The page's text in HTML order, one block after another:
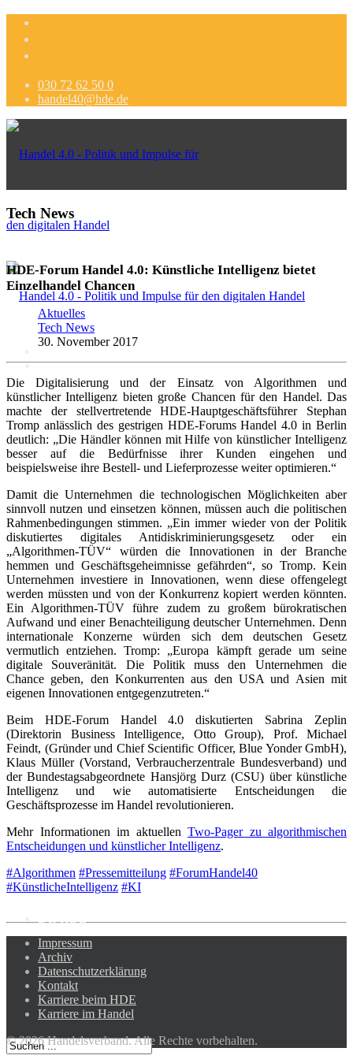
030 72 62 50 0
handel40@hde.de
Politik
Marktdaten
Digitales 1x1
IT-Sicherheit
Cyber-Sicherheit im Handel
Tipps und Infomaterial
Allianz für Cyber-Sicherheit
IT-Grundschutzprofil
E-Commerce
Digitalisierung am Point of
Sale
Social Media
Unternehmenswebseite
Mobile
Best-Practices ZukunftHandel
KI
Deep Dive Künstliche
Intelligenz
KI-Kompetenzen
Digitale Innenstadt
Tech News
HDE-Forum Handel 4.0: Künstliche Intelligenz bietet
Einzelhandel Chancen
Aktuelles
Tech News
30. November 2017
Die Digitalisierung und der Einsatz von Algorithmen und
künstlicher Intelligenz bieten große Chancen für den Handel. Das
machte der stellvertretende HDE-Hauptgeschäftsführer Stephan
Tromp anlässlich des gestrigen HDE-Forums Handel 4.0 in Berlin
deutlich: „Die Händler können mit Hilfe von künstlicher Intelligenz
besser auf die Bedürfnisse ihrer Kunden eingehen und
beispielsweise ihre Bestell- und Lieferprozesse weiter optimieren.“
Damit die Unternehmen die technologischen Möglichkeiten aber
sinnvoll nutzen und einsetzen können, müssen auch die politischen
Rahmenbedingungen stimmen. „Ein immer wieder von der Politik
diskutiertes digitales Antidiskriminierungsgesetz oder ein
„Algorithmen-TÜV“ würden die Innovationen in der Branche
hemmen und Geschäftsgeheimnisse gefährden“, so Tromp. Kein
Unternehmen investiere in Innovationen, wenn diese offengelegt
werden müssten und von der Konkurrenz kopiert werden könnten.
Ein Algorithmen-TÜV führe zudem zu großem bürokratischen
Aufwand und einer Benachteiligung deutscher Unternehmen. Denn
internationale Konzerne würden sich dem deutschen Gesetz
vermutlich entziehen. Tromp: „Europa kämpft gerade um seine
digitale Souveränität. Die Politik muss den Unternehmen die
Chance geben, den Konkurrenten aus den USA und Asien mit
eigenen Innovationen entgegenzutreten.“
Beim HDE-Forum Handel 4.0 diskutierten Sabrina Zeplin
(Direktorin Business Intelligence, Otto Group), Prof. Michael
Feindt, (Gründer und Chief Scientific Officer, Blue Yonder GmbH),
Klaus Müller (Vorstand, Verbraucherzentrale Bundesverband) und
der Bundestagsabgeordnete Hansjörg Durz (CSU) über künstliche
Intelligenz und wie automatisierte Entscheidungen die
Geschäftsprozesse im Handel revolutionieren.
Mehr Informationen im aktuellen Two-Pager zu algorithmischen
Entscheidungen und künstlicher Intelligenz.
#Algorithmen #Pressemitteilung #ForumHandel40
#KünstlicheIntelligenz #KI
Impressum
Archiv
Datenschutzerklärung
Kontakt
Karriere beim HDE
Karriere im Handel
© 2026 Handelsverband. Alle Rechte vorbehalten.